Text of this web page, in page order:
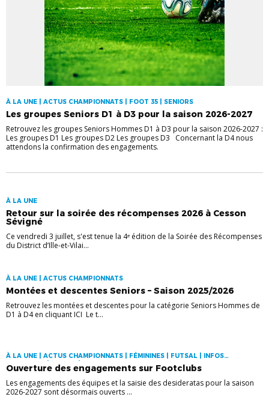
À LA UNE | ACTUS CHAMPIONNATS | FOOT 35 | SENIORS
Les groupes Seniors D1 à D3 pour la saison 2026-2027
Retrouvez les groupes Seniors Hommes D1 à D3 pour la saison 2026-2027 :
Les groupes D1 Les groupes D2 Les groupes D3 Concernant la D4 nous
attendons la confirmation des engagements.
À LA UNE
Retour sur la soirée des récompenses 2026 à Cesson
Sévigné
Ce vendredi 3 juillet, s'est tenue la 4ᵉ édition de la Soirée des Récompenses
du District d’Ille-et-Vilai...
À LA UNE | ACTUS CHAMPIONNATS
Montées et descentes Seniors – Saison 2025/2026
Retrouvez les montées et descentes pour la catégorie Seniors Hommes de
D1 à D4 en cliquant ICI Le t...
À LA UNE | ACTUS CHAMPIONNATS | FÉMININES | FUTSAL | INFOS
PRATIQUES | JEUNES | SENIORS
Ouverture des engagements sur Footclubs
Les engagements des équipes et la saisie des desideratas pour la saison
2026-2027 sont désormais ouverts ...